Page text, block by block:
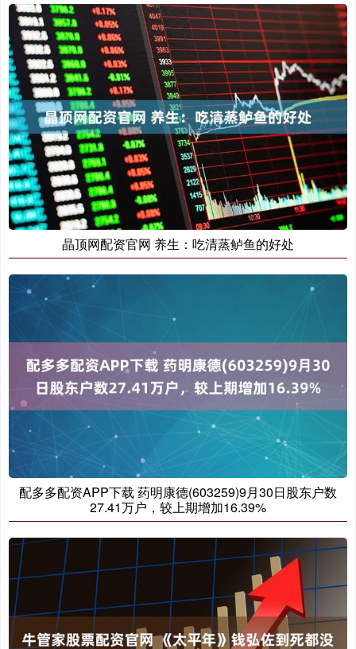
晶顶网配资官网 养生：吃清蒸鲈鱼的好处
配多多配资APP下载 药明康德(603259)9月30日股东户数
27.41万户，较上期增加16.39%